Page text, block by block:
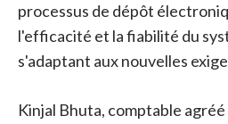
processus de dépôt
l'efficacité et la fiabilité du
s'adaptant aux nouvelles
Kinjal Bhuta, comptable